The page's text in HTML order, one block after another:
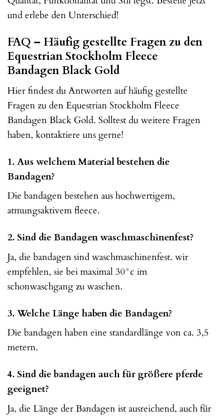
und erlebe den Unterschied!
FAQ – Häufig gestellte Fragen zu den
Equestrian Stockholm Fleece
Bandagen Black Gold
Hier findest du Antworten auf häufig gestellte
Fragen zu den Equestrian Stockholm Fleece
Bandagen Black Gold. Solltest du weitere Fragen
haben, kontaktiere uns gerne!
1. Aus welchem Material bestehen die
Bandagen?
Die bandagen bestehen aus hochwertigem,
atmungsaktivem fleece.
2. Sind die Bandagen waschmaschinenfest?
Ja, die bandagen sind waschmaschinenfest. wir
empfehlen, sie bei maximal 30°c im
schonwaschgang zu waschen.
3. Welche Länge haben die Bandagen?
Die bandagen haben eine standardlänge von ca. 3,5
metern.
4. Sind die bandagen auch für größere pferde
geeignet?
Ja, die Länge der Bandagen ist ausreichend, auch für